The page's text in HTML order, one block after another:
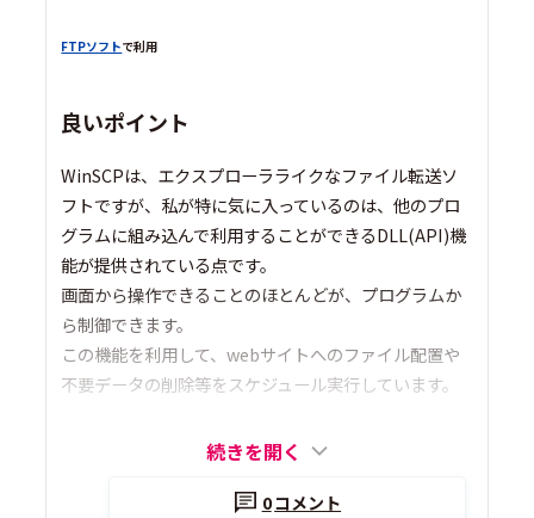
FTPソフトで利用
良いポイント
WinSCPは、エクスプローラライクなファイル転送ソ
フトですが、私が特に気に入っているのは、他のプロ
グラムに組み込んで利用することができるDLL(API)機
能が提供されている点です。
画面から操作できることのほとんどが、プログラムか
ら制御できます。
この機能を利用して、webサイトへのファイル配置や
不要データの削除等をスケジュール実行しています。
続きを開く
0コメント